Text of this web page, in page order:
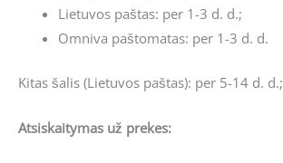
Lietuvos paštas: per 1-3 d. d.;
Omniva paštomatas: per 1-3 d. d.
Kitas šalis (Lietuvos paštas): per 5-14 d. d.;
Atsiskaitymas už prekes: